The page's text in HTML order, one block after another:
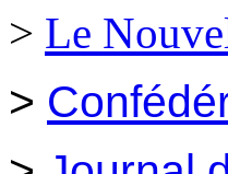
> Le
>